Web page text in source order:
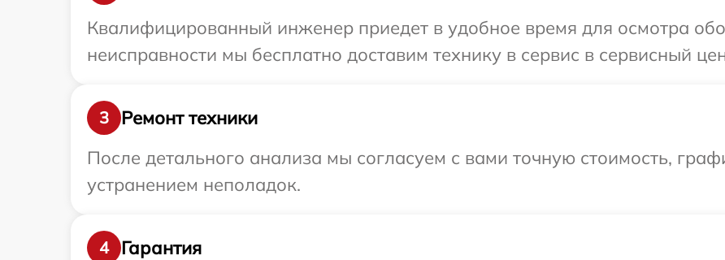
Квалифицированный инженер приедет в удобное время для осмотра
неисправности мы бесплатно доставим технику в сервис в сервисный
3
Ремонт техники
После детального анализа мы согласуем с вами точную стоимость,
устранением неполадок.
4
Гарантия